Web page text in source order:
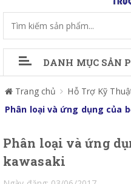
DANH MỤC SẢN
Trang chủ
Hỗ Trợ Kỹ
Phân loại và ứng dụng của
Phân loại và ứng
kawasaki